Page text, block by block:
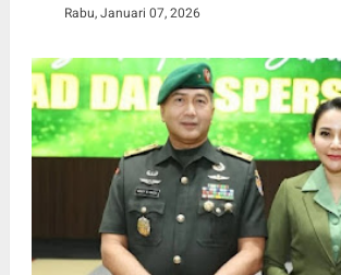
Rabu, Januari 07, 2026